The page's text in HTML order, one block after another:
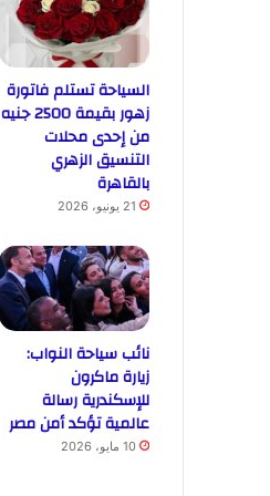
السياحة تستلم فاتورة
زهور بقيمة 2500 جنيه
من إحدى محلات
التنسيق الزهري
بالقاهرة
21 يونيو، 2026
نائب سياحة النواب:
زيارة ماكرون
للإسكندرية رسالة
عالمية تؤكد أمن مصر
10 مايو، 2026